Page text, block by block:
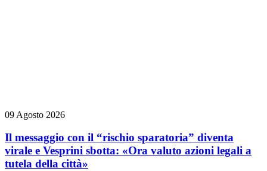
09 Agosto 2026
Il messaggio con il “rischio sparatoria” diventa
virale e Vesprini sbotta: «Ora valuto azioni legali a
tutela della città»